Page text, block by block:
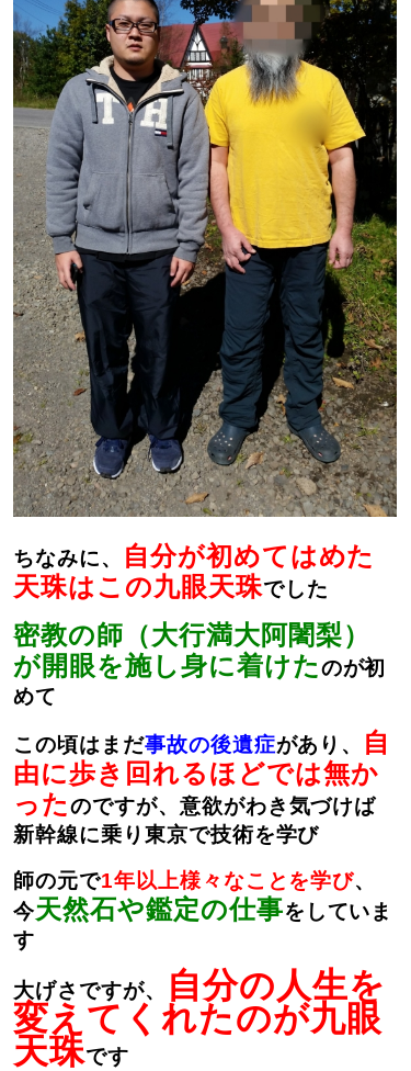
ちなみに、
自分が初めてはめた
天珠はこの九眼天珠でした
密教の師（大行満大阿闍梨）
が開眼を施し身に着けたのが初
めて
この頃はまだ事故の後遺症があり、
自
由に歩き回れるほどでは無か
ったのですが、意欲がわき気づけば
新幹線に乗り東京で技術を学び
師の元で1年以上様々なことを学び、
今天然石や鑑定の仕事をしていま
す
大げさですが、
自分の人生を
変えてくれたのが九眼
天珠です